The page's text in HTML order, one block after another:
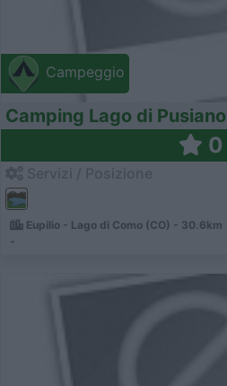
Campeggio
Camping Lago di Pusiano
0
Eupilio - Lago di Como (CO) - 30.6km
-